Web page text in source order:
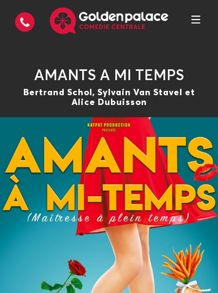
AMANTS A MI TEMPS
Bertrand Schol, Sylvain Van Stavel et
Alice Dubuisson